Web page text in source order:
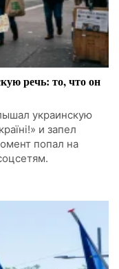
речь: то, что он
украинскую
и запел
попал на